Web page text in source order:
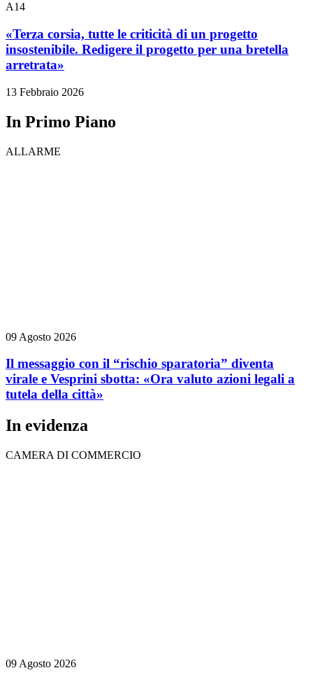
A14
«Terza corsia, tutte le criticità di un progetto
insostenibile. Redigere il progetto per una bretella
arretrata»
13 Febbraio 2026
In Primo Piano
ALLARME
09 Agosto 2026
Il messaggio con il “rischio sparatoria” diventa
virale e Vesprini sbotta: «Ora valuto azioni legali a
tutela della città»
In evidenza
CAMERA DI COMMERCIO
09 Agosto 2026